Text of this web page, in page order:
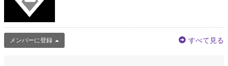
メンバーに登録 すべて見る